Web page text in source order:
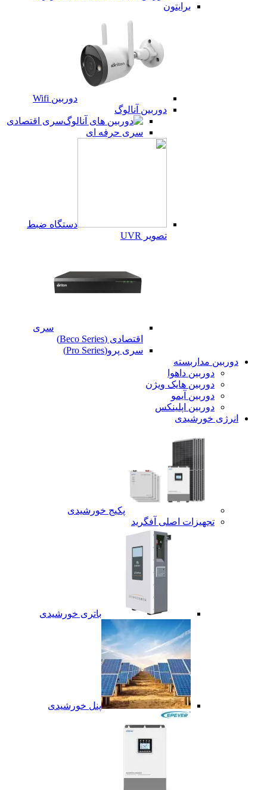
برایتون
دوربین Wifi
دوربین آنالوگ
سری اقتصادی
سری حرفه ای
دستگاه ضبط
تصویر UVR
سری
اقتصادی (Beco Series)
سری پرو(Pro Series)
دوربین مداربسته
دوربین داهوا
دوربین هایک ویژن
دوربین آیمو
دوربین اپلینکس
انرژی خورشیدی
پکیج خورشیدی
تجهیزات اصلی آفگرید
باتری خورشیدی
پنل خورشیدی